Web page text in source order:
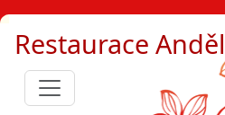
Restaurace